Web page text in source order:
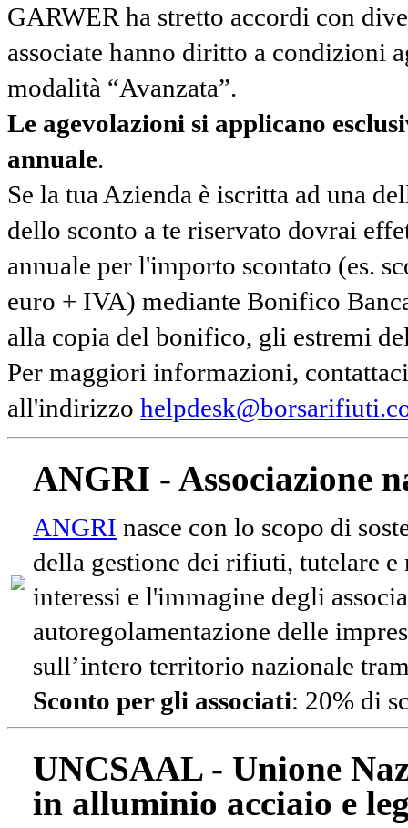
GARWER ha stretto accordi con
associate hanno diritto a condizioni
modalità “Avanzata”.
Le agevolazioni si applicano
annuale.
Se la tua Azienda è iscritta ad una
dello sconto a te riservato dovrai
annuale per l'importo scontato (es.
euro + IVA) mediante Bonifico
alla copia del bonifico, gli estremi
Per maggiori informazioni,
all'indirizzo
ANGRI - Associazione
ANGRI nasce con lo scopo di
della gestione dei rifiuti, tutelare e
interessi e l'immagine degli
autoregolamentazione delle
sull’intero territorio nazionale
Sconto per gli associati: 20% di
UNCSAAL - Unione
in alluminio acciaio e